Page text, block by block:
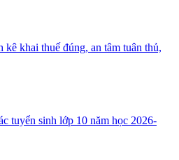
khai thuế đúng, an tâm tuân thủ,
tuyển sinh lớp 10 năm học 2026-